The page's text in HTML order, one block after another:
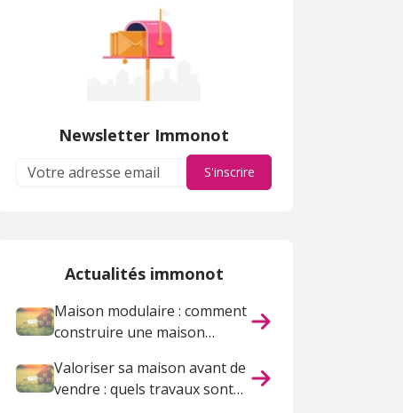
Newsletter Immonot
S'inscrire
Actualités immonot
Maison modulaire : comment
construire une maison
Valoriser sa maison avant de
vendre : quels travaux sont